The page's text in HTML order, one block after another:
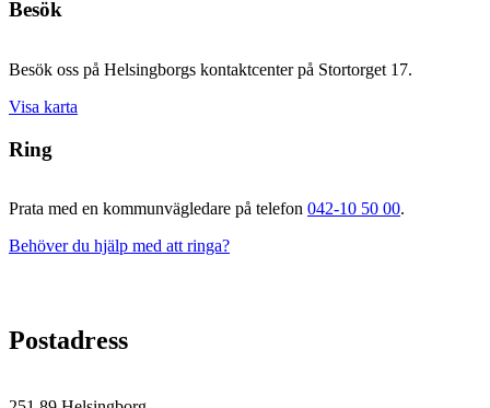
Besök
Besök oss på Helsingborgs kontaktcenter på Stortorget 17.
Visa karta
Ring
Prata med en kommunvägledare på telefon 042-10 50 00.
Behöver du hjälp med att ringa?
Postadress